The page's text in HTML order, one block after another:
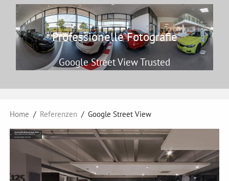
Professionelle Fotografie
Google Street View Trusted
Home Referenzen Google Street View